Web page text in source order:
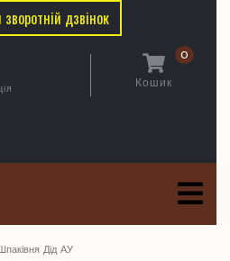
дзвінок
Кошик
0
Дід АУ